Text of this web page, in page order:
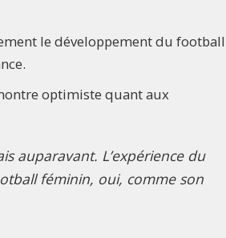
le développement du football
optimiste quant aux
auparavant. L’expérience du
féminin, oui, comme son